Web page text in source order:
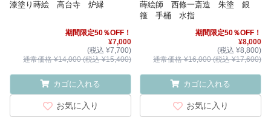
漆塗り蒔絵 高台寺 炉縁
期間限定50％OFF！
¥7,000
(税込 ¥7,700)
通常価格 ¥14,000 (税込 ¥15,400)
カゴに入れる
お気に入り
蒔絵師 西條一斎造 朱塗 銀
箍 手桶 水指
期間限定50％OFF！
¥8,000
(税込 ¥8,800)
通常価格 ¥16,000 (税込 ¥17,600)
カゴに入れる
お気に入り